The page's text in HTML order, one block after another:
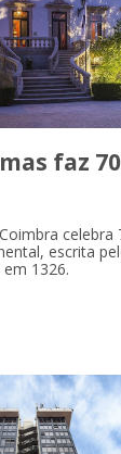
faz
celebra
escrita
1326.